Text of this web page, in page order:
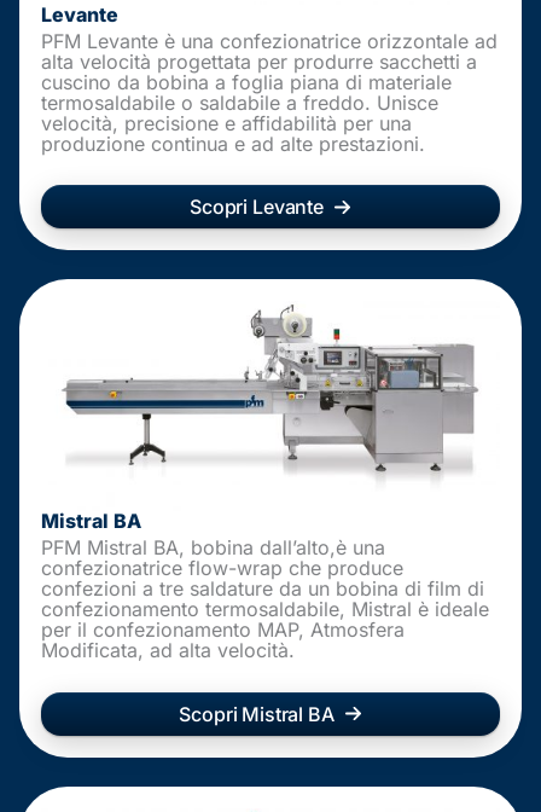
Levante
PFM Levante è una confezionatrice orizzontale ad
alta velocità progettata per produrre sacchetti a
cuscino da bobina a foglia piana di materiale
termosaldabile o saldabile a freddo. Unisce
velocità, precisione e affidabilità per una
produzione continua e ad alte prestazioni.
Scopri Levante
Mistral BA
PFM Mistral BA, bobina dall’alto,è una
confezionatrice flow-wrap che produce
confezioni a tre saldature da un bobina di film di
confezionamento termosaldabile, Mistral è ideale
per il confezionamento MAP, Atmosfera
Modificata, ad alta velocità.
Scopri Mistral BA